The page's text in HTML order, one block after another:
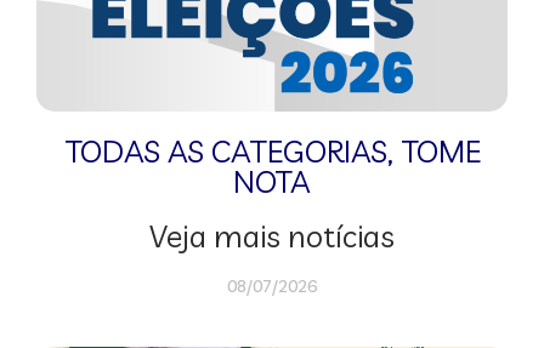
TODAS AS CATEGORIAS, TOME
NOTA
Veja mais notícias
08/07/2026